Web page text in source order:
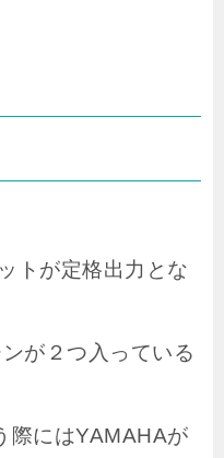
トが定格出力とな
が２つ入っている
際にはYAMAHAが